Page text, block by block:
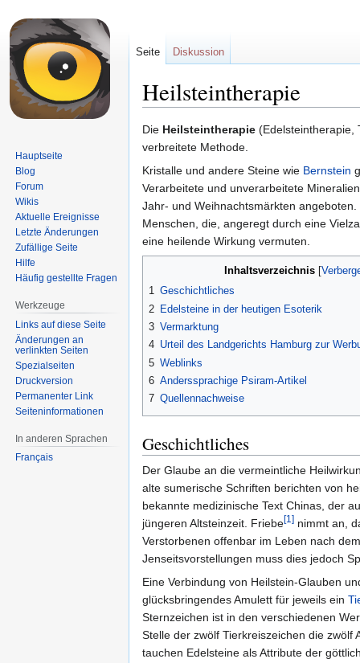
Heilsteintherapie
Zur
Navigation
springen
Zur
Suche
springen
Die Heilsteintherapie (Edelsteintherapie,
verbreitete Methode.
Kristalle und andere Steine wie Bernstein
Verarbeitete und unverarbeitete
Jahr- und Weihnachtsmärkten
Menschen, die, angeregt durch eine
eine heilende Wirkung vermuten.
Inhaltsverzeichnis
1 Geschichtliches
2 Edelsteine in der heutigen Esoterik
3 Vermarktung
4 Urteil des Landgerichts Hamburg zur
5 Weblinks
6 Anderssprachige Psiram-Artikel
7 Quellennachweise
Geschichtliches
Der Glaube an die vermeintliche
alte sumerische Schriften berichten von
bekannte medizinische Text Chinas, der
jüngeren Altsteinzeit. Friebe[1] nimmt an,
Verstorbenen offenbar im Leben nach
Jenseitsvorstellungen muss dies jedoch
Eine Verbindung von Heilstein-Glauben
glücksbringendes Amulett für jeweils ein
Sternzeichen ist in den verschiedenen
Stelle der zwölf Tierkreiszeichen die zwölf
tauchen Edelsteine als Attribute der
Seite Diskussion
Hauptseite
Blog
Forum
Wikis
Aktuelle Ereignisse
Letzte Änderungen
Zufällige Seite
Hilfe
Häufig gestellte Fragen
Werkzeuge
Links auf diese Seite
Änderungen an
verlinkten Seiten
Spezialseiten
Druckversion
Permanenter Link
Seiten­informationen
In anderen Sprachen
Français